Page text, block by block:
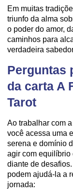
Em muitas
triunfo da alma
o poder do amor,
caminhos para
verdadeira
Perguntas
da carta A
Tarot
Ao trabalhar com
você acessa uma
serena e domínio
agir com equilíbrio
diante de
podem ajudá-la a
jornada: